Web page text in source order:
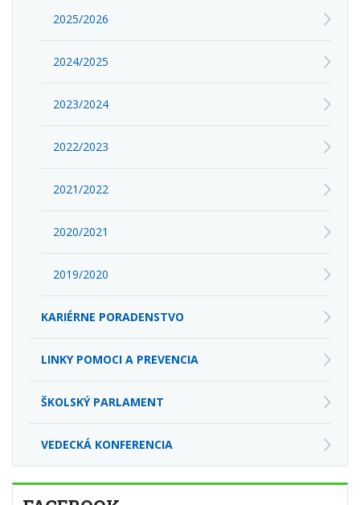
2025/2026
2024/2025
2023/2024
2022/2023
2021/2022
2020/2021
2019/2020
KARIÉRNE PORADENSTVO
LINKY POMOCI A PREVENCIA
ŠKOLSKÝ PARLAMENT
VEDECKÁ KONFERENCIA